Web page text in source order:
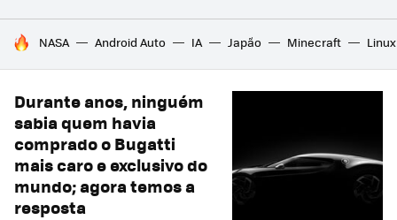
TENDÊNCIAS DO DIA
NASA Android Auto IA Japão Minecraft Linux
Durante anos, ninguém
sabia quem havia
comprado o Bugatti
mais caro e exclusivo do
mundo; agora temos a
resposta